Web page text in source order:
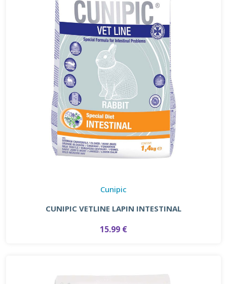
Cunipic
CUNIPIC VETLINE LAPIN INTESTINAL
15.99 €